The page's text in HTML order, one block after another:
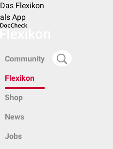
Das Flexikon
als App
Community
Flexikon
Shop
News
Jobs